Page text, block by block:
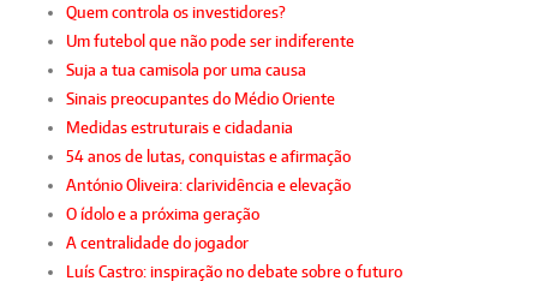
Quem controla os investidores?
Um futebol que não pode ser indiferente
Suja a tua camisola por uma causa
Sinais preocupantes do Médio Oriente
Medidas estruturais e cidadania
54 anos de lutas, conquistas e afirmação
António Oliveira: clarividência e elevação
O ídolo e a próxima geração
A centralidade do jogador
Luís Castro: inspiração no debate sobre o futuro